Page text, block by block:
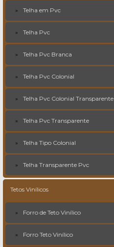
Telha em Pvc
Telha Pvc
Telha Pvc Branca
Telha Pvc Colonial
Telha Pvc Colonial Transparente
Telha Pvc Transparente
Telha Tipo Colonial
Telha Transparente Pvc
Tetos Vinílicos
Forro de Teto Vinílico
Forro Teto Vinílico